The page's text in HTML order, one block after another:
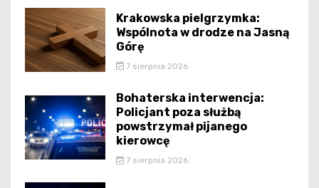
Krakowska pielgrzymka:
Wspólnota w drodze na Jasną
Górę
7 sierpnia 2026
Bohaterska interwencja:
Policjant poza służbą
powstrzymał pijanego
kierowcę
7 sierpnia 2026